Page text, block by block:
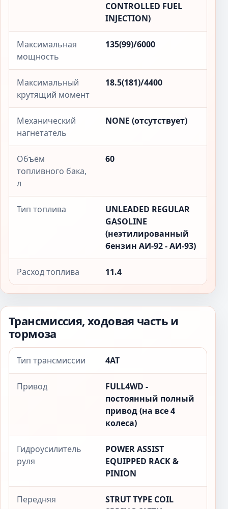
CONTROLLED FUEL
INJECTION)
Максимальная
мощность
135(99)/6000
Максимальный
крутящий момент
18.5(181)/4400
Механический
нагнетатель
NONE (отсутствует)
Объём
топливного бака,
л
60
Тип топлива
UNLEADED REGULAR
GASOLINE
(неэтилированный
бензин АИ-92 - АИ-93)
Расход топлива 11.4
Трансмиссия, ходовая часть и
тормоза
Тип трансмиссии 4AT
Привод
FULL4WD -
постоянный полный
привод (на все 4
колеса)
Гидроусилитель
руля
POWER ASSIST
EQUIPPED RACK &
PINION
Передняя
STRUT TYPE COIL